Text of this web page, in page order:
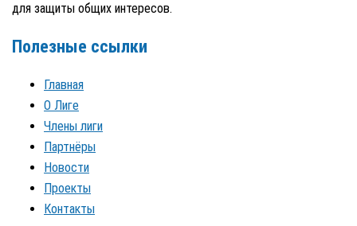
для защиты общих интересов.
Полезные ссылки
Главная
О Лиге
Члены лиги
Партнёры
Новости
Проекты
Контакты